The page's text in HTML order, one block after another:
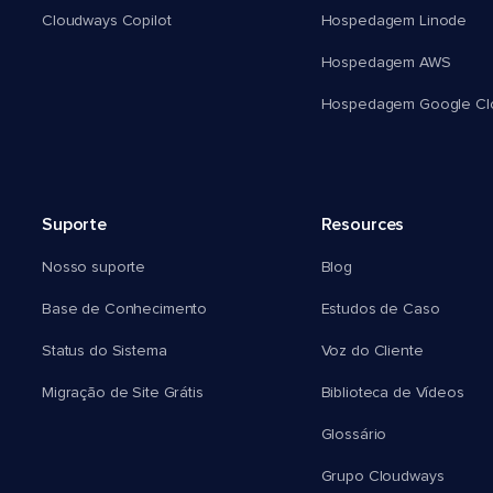
Cloudways Copilot Hospedagem Linode
Hospedagem AWS
Hospedagem Google
Suporte
Nosso suporte
Base de Conhecimento
Status do Sistema
Migração de Site Grátis
Resources
Blog
Estudos de Caso
Voz do Cliente
Biblioteca de Vídeos
Glossário
Grupo Cloudways